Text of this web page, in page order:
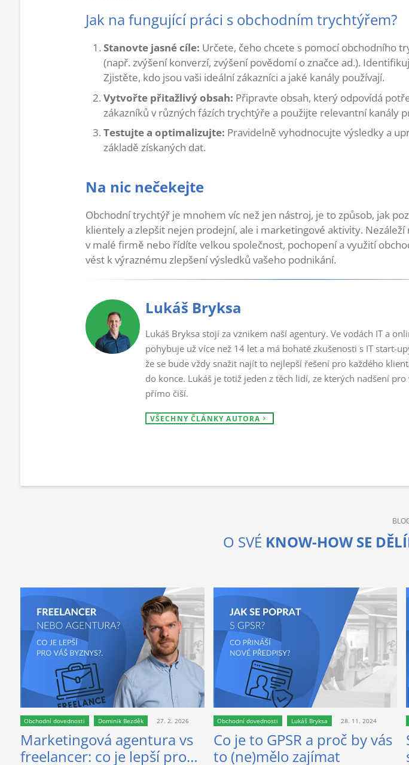
Jak na fungující práci s obchodním trychtýřem?
Stanovte jasné cíle: Určete, čeho chcete s pomocí obchodního
(např. zvýšení konverzí, zvýšení povědomí o značce ad.).
Zjistěte, kdo jsou vaši ideální zákazníci a jaké kanály používají.
Vytvořte přitažlivý obsah: Připravte obsah, který odpovídá
zákazníků v různých fázích trychtýře a použijte relevantní kanály
Testujte a optimalizujte: Pravidelně vyhodnocujte výsledky a
základě získaných dat.
Na nic nečekejte
Obchodní trychtýř je mnohem víc než jen nástroj, je to způsob, jak
klientely a zlepšit nejen prodejní, ale i marketingové aktivity.
v malé firmě nebo řídíte velkou společnost, pochopení a využití
vést k výraznému zlepšení výsledků vašeho podnikání.
Lukáš Bryksa
Lukáš Bryksa stojí za vznikem naší agentury. Ve vodách IT a
pohybuje už více než 14 let a má bohaté zkušenosti s IT start-
že se bude vždy snažit najít to nejlepší řešení pro každého
do konce. Lukáš je totiž jeden z těch lidí, ze kterých nadšení pro
přímo čiší.
VŠECHNY ČLÁNKY AUTORA
O SVÉ KNOW-HOW SE
Obchodní dovednosti Dominik Bezděk 27. 2. 2026
Marketingová agentura vs
freelancer: co je lepší pro
Obchodní dovednosti Lukáš Bryksa 28. 11. 2024
Co je to GPSR a proč by vás
to (ne)mělo zajímat